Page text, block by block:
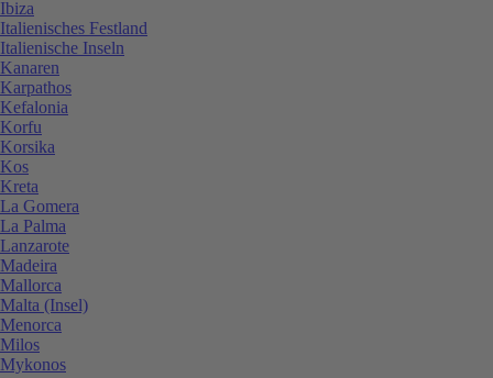
Ibiza
Italienisches Festland
Italienische Inseln
Kanaren
Karpathos
Kefalonia
Korfu
Korsika
Kos
Kreta
La Gomera
La Palma
Lanzarote
Madeira
Mallorca
Malta (Insel)
Menorca
Milos
Mykonos